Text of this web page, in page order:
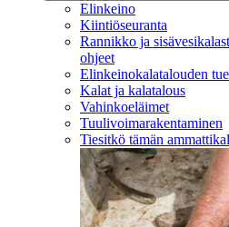
Elinkeino
Kiintiöseuranta
Rannikko ja
ohjeet
Elinkeinokalatalouden
Kalat ja kalatalous
Vahinkoeläimet
Tuulivoimarakentaminen
Tiesitkö tämän